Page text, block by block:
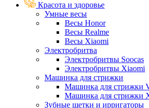
Красота и здоровье
Умные весы
Весы Honor
Весы Realme
Весы Xiaomi
Электробритва
Электробритвы Soocas
Электробритвы Xiaomi
Машинка для стрижки
Машинка для стрижки
Машинка для стрижки
Зубные щетки и ирригаторы